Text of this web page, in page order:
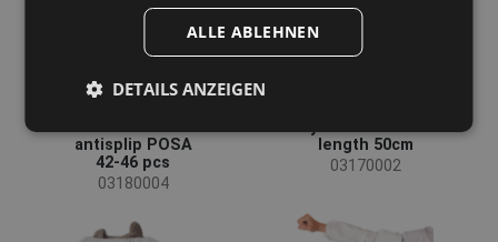
antisplip POSA
42-46 pcs
03180004
length 50cm
03170002
ALLE ABLEHNEN
DETAILS ANZEIGEN